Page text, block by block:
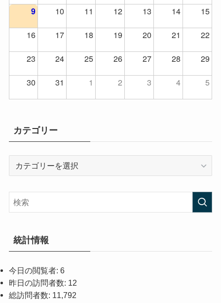
9 10 11 12 13 14
15
16
17 18 19 20 21
22
23
24 25 26 27 28
29
30
31 1 2 3 4 5
カテゴリー
リ
ー
統計情報
今日の閲覧者: 6
昨日の訪問者数: 12
総訪問者数: 11,792